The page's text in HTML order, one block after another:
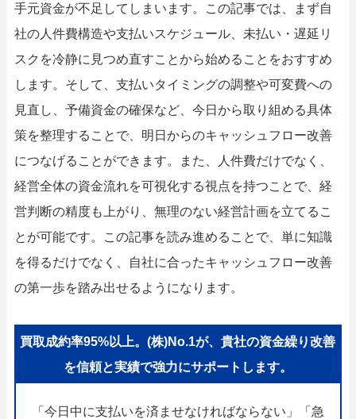
手元資金が不足してしまいます。この記事では、まず自
社の人件費構造や支払いスケジュール、未払い・遅延リ
スクを冷静に見つめ直すことから始めることをおすすめ
します。そして、支払いタイミングの調整や可変費への
見直し、予備資金の確保など、今日から取り組める具体
策を整理することで、明日からのキャッシュフロー改善
につなげることができます。また、人件費だけでなく、
経営全体の資金流れを可視化する視点を持つことで、経
営判断の精度も上がり、無理のない経営計画を立てるこ
とが可能です。この記事を読み進めることで、単に知識
を得るだけでなく、自社に合ったキャッシュフロー改善
の第一歩を踏み出せるようになります。
買取成約率95%以上。(株)No.1が、貴社の資金繰り改善
を信頼と実績で強力にサポートします。
「今日中に支払いを済ませなければならない」「急